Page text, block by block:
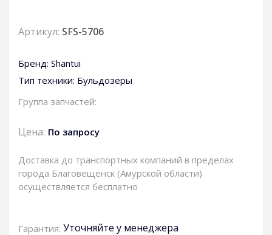
Артикул: SFS-5706
Бренд: Shantui
Тип техники: Бульдозеры
Группа запчастей:
Цена: По запросу
Доставка до транспортных компаний в пределах
города Благовещенск (Амурской области)
осуществляется бесплатно
Гарантия: Уточняйте у менеджера